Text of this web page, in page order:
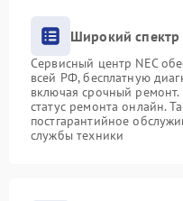
Широкий спектр
Сервисный центр NEC
всей РФ, бесплатную
включая срочный ремонт.
статус ремонта онлайн.
постгарантийное
службы техники